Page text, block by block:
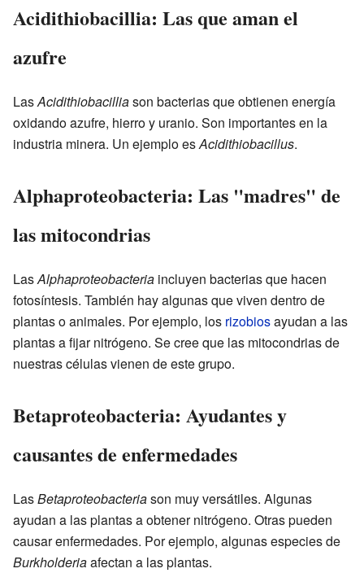
Acidithiobacillia: Las que aman el
azufre
LasAcidithiobacilliason bacterias que obtienen energía
oxidando azufre, hierro y uranio. Son importantes en la
industria minera. Un ejemplo esAcidithiobacillus.
Alphaproteobacteria: Las "madres" de
las mitocondrias
LasAlphaproteobacteria incluyen bacterias que hacen
fotosíntesis. También hay algunas que viven dentro de
plantas o animales. Por ejemplo, los rizobiosayudan a las
plantas a fijar nitrógeno. Se cree que las mitocondrias de
nuestras células vienen de este grupo.
Betaproteobacteria: Ayudantes y
causantes de enfermedades
LasBetaproteobacteriason muy versátiles. Algunas
ayudan a las plantas a obtener nitrógeno. Otras pueden
causar enfermedades. Por ejemplo, algunas especies de
Burkholderiaafectan a las plantas.